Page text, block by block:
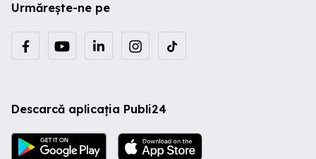
Urmărește-ne pe
Descarcă aplicația Publi24